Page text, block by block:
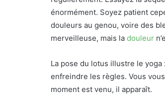
énormément. Soyez patient
douleurs au genou, voire des
merveilleuse, mais la douleur
La pose du lotus illustre le
enfreindre les règles. Vous
moment est venu, il apparaît.